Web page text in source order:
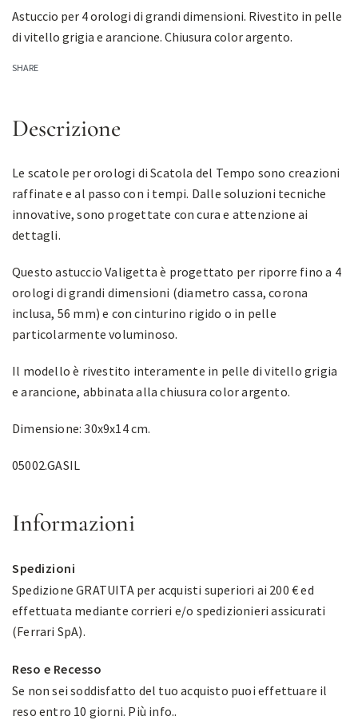
Astuccio per 4 orologi di grandi dimensioni. Rivestito in pelle
di vitello grigia e arancione. Chiusura color argento.
SHARE
Descrizione
Le scatole per orologi di Scatola del Tempo sono creazioni
raffinate e al passo con i tempi. Dalle soluzioni tecniche
innovative, sono progettate con cura e attenzione ai
dettagli.
Questo astuccio Valigetta è progettato per riporre fino a 4
orologi di grandi dimensioni (diametro cassa, corona
inclusa, 56 mm) e con cinturino rigido o in pelle
particolarmente voluminoso.
Il modello è rivestito interamente in pelle di vitello grigia
e arancione, abbinata alla chiusura color argento.
Dimensione: 30x9x14 cm.
05002.GASIL
Informazioni
Spedizioni
Spedizione GRATUITA per acquisti superiori ai 200 € ed
effettuata mediante corrieri e/o spedizionieri assicurati
(Ferrari SpA).
Reso e Recesso
Se non sei soddisfatto del tuo acquisto puoi effettuare il
reso entro 10 giorni. Più info..